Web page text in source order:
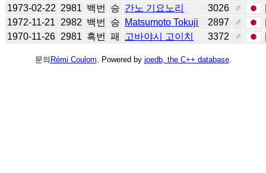
1973-02-22 2981 백번 승 간노 기요노리 3026 ♂
1972-11-21
2982 백번 승 Matsumoto Tokuji 2897 ♂
1970-11-26 2981 흑번 패 고바야시 고이치 3372 ♂
문의 Rémi Coulom . Powered by joedb, the C++ database.